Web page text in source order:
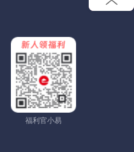
福利官小易